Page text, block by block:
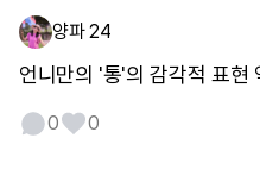
양파 24
언니만의 '통'의 감각적 표
0 0